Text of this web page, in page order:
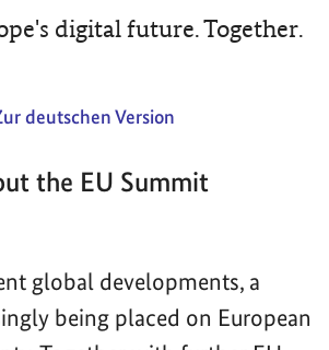
digital future. Together.
deutschen Version
the EU Summit
global developments, a
being placed on European